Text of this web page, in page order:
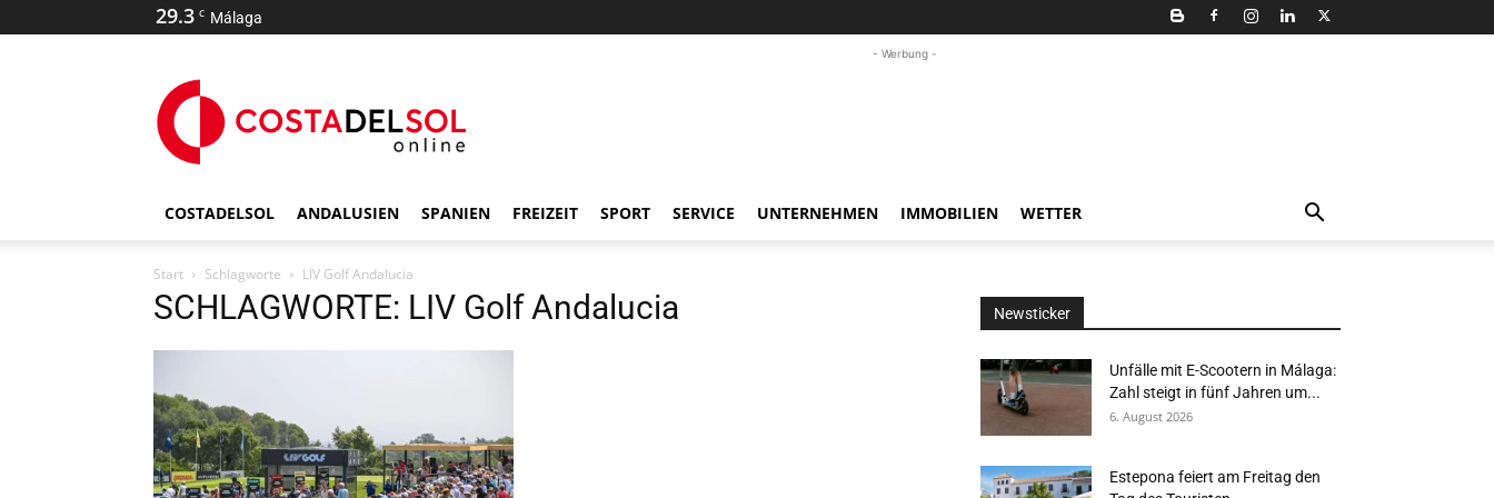
29.3 C Málaga
- Werbung -
COSTADELSOL ANDALUSIEN SPANIEN FREIZEIT SPORT SERVICE UNTERNEHMEN IMMOBILIEN WETTER
Start Schlagworte LIV Golf Andalucia
SCHLAGWORTE: LIV Golf Andalucia Newsticker
Unfälle mit E-Scootern in Málaga:
Zahl steigt in fünf Jahren um...
6. August 2026
Estepona feiert am Freitag den